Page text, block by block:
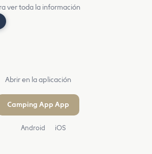
ver toda la información
Abrir en la aplicación
Camping App App
Android iOS